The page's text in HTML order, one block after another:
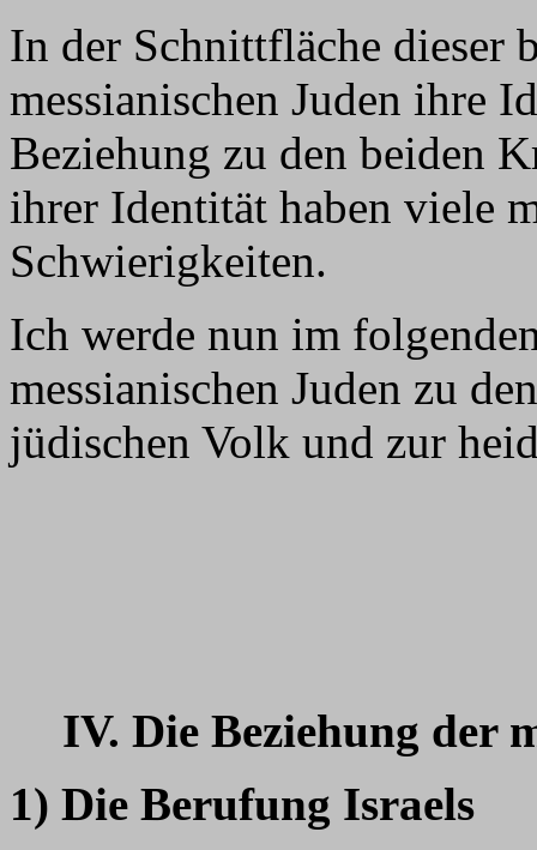
In der Schnittfläche dieser
messianischen Juden ihre
Beziehung zu den beiden
ihrer Identität haben viele
Schwierigkeiten.
Ich werde nun im
messianischen Juden zu
jüdischen Volk und zur
IV. Die Beziehung der
1) Die Berufung Israels